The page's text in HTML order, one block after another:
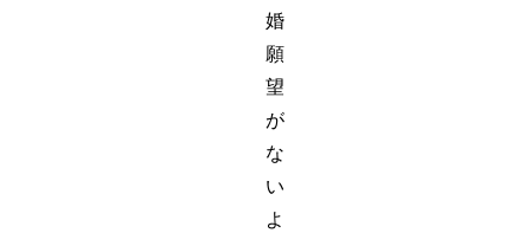
婚
願
望
が
な
い
よ